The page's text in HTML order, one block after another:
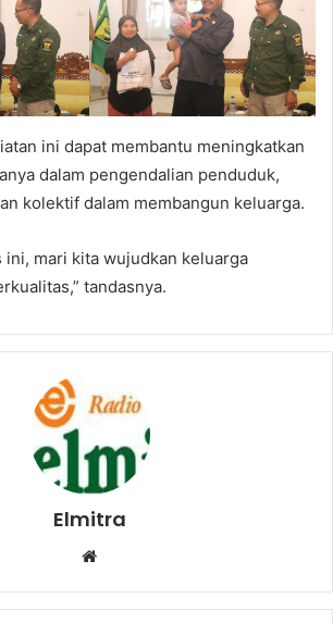
ini dapat membantu meningkatkan
dalam pengendalian penduduk,
kolektif dalam membangun keluarga.
ini, mari kita wujudkan keluarga
tandasnya.
Elmitra
Website